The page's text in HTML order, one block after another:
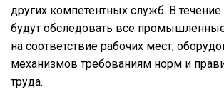
других компетентных служб. В
будут обследовать все
на соответствие рабочих мест,
механизмов требованиям норм и
труда.